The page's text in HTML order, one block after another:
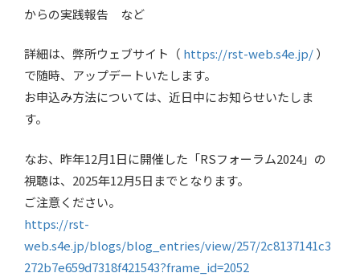
からの実践報告 など
詳細は、弊所ウェブサイト（ https://rst-web.s4e.jp/）
で随時、アップデートいたします。
お申込み方法については、近日中にお知らせいたしま
す。
なお、昨年12月1日に開催した「RSフォーラム2024」の
視聴は、2025年12月5日までとなります。
ご注意ください。
https://rst-
web.s4e.jp/blogs/blog_entries/view/257/2c8137141c3
272b7e659d7318f421543?frame_id=2052